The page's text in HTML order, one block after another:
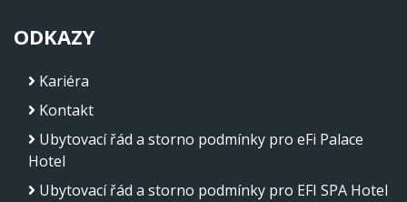
ODKAZY
Kariéra
Kontakt
Ubytovací řád a storno podmínky pro eFi Palace
Hotel
Ubytovací řád a storno podmínky pro EFI SPA Hotel